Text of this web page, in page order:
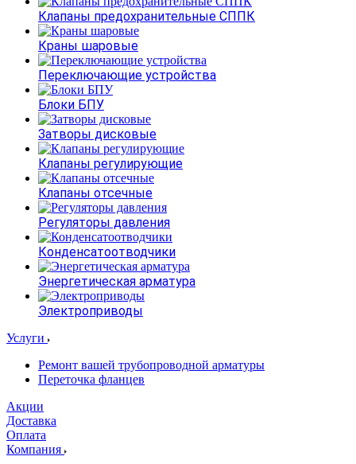
Клапаны предохранительные СППК
Краны шаровые
Переключающие устройства
Блоки БПУ
Затворы дисковые
Клапаны регулирующие
Клапаны отсечные
Регуляторы давления
Конденсатоотводчики
Энергетическая арматура
Электроприводы
Услуги
Ремонт вашей трубопроводной арматуры
Переточка фланцев
Акции
Доставка
Оплата
Компания